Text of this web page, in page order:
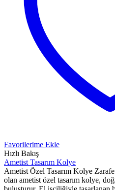
Favorilerime Ekle
Hızlı Bakış
Ametist Tasarım Kolye
Ametist Özel Tasarım Kolye
olan ametist özel tasarım kolye,